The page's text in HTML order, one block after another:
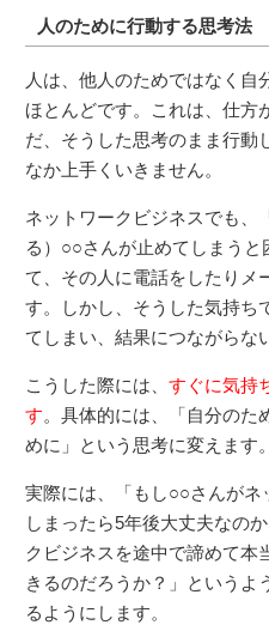
人のために行動する思考法
人は、他人のためではなく自
ほとんどです。これは、仕方
だ、そうした思考のまま行動
なか上手くいきません。
ネットワークビジネスでも、
る）○○さんが止めてしまう
て、その人に電話をしたりメ
す。しかし、そうした気持ち
てしまい、結果につながらな
こうした際には、すぐに気持
す。具体的には、「自分のた
めに」という思考に変えます。
実際には、「もし○○さんがネ
しまったら5年後大丈夫なの
クビジネスを途中で諦めて本
きるのだろうか？」というよ
るようにします。